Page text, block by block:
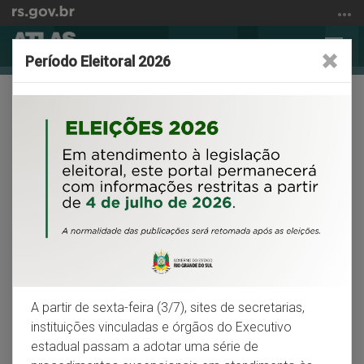
para
conteúdo
a
busca
Período Eleitoral 2026
A partir de sexta-feira (3/7), sites de secretarias,
instituições vinculadas e órgãos do Executivo
estadual passam a adotar uma série de
Início
conteúdo
Atlas Socioeconômico do Rio
Grande do Sul
Um Atlas para pensar e entender o Rio Grande
Apresentação